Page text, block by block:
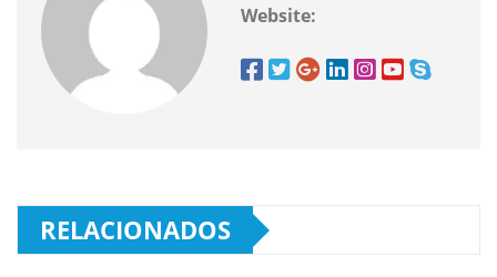
Website:
RELACIONADOS